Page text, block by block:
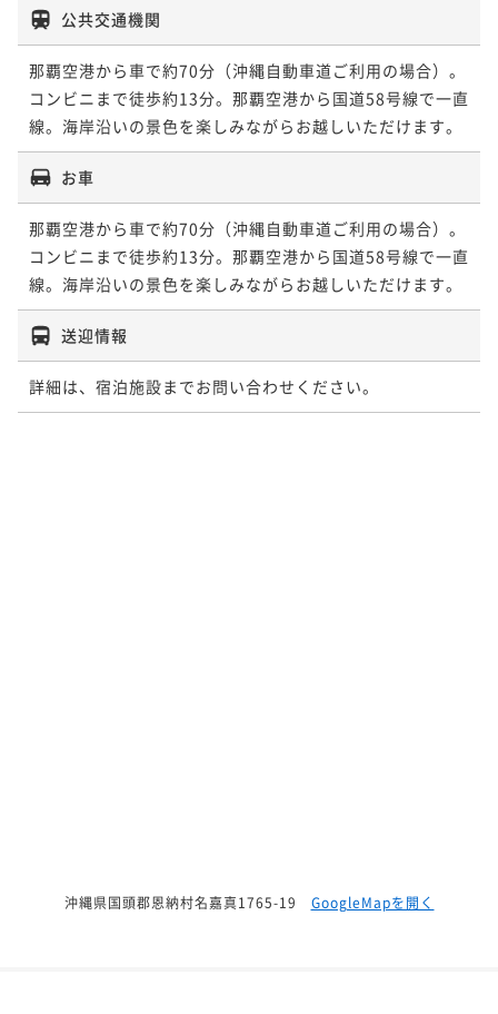
公共交通機関
那覇空港から車で約70分（沖縄自動車道ご利用の場合）。
コンビニまで徒歩約13分。那覇空港から国道58号線で一直
線。海岸沿いの景色を楽しみながらお越しいただけます。
お車
那覇空港から車で約70分（沖縄自動車道ご利用の場合）。
コンビニまで徒歩約13分。那覇空港から国道58号線で一直
線。海岸沿いの景色を楽しみながらお越しいただけます。
送迎情報
詳細は、宿泊施設までお問い合わせください。
沖縄県国頭郡恩納村名嘉真1765-19 GoogleMapを開く